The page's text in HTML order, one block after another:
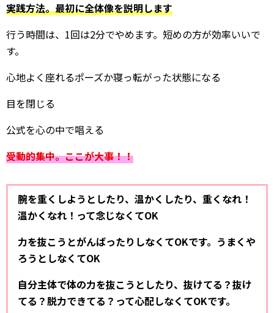
実践方法。最初に全体像を説明します
行う時間は、1回は2分でやめます。短めの方が効率いいで
す。
心地よく座れるポーズか寝っ転がった状態になる
目を閉じる
公式を心の中で唱える
受動的集中。ここが大事！！
腕を重くしようとしたり、温かくしたり、重くなれ！
温かくなれ！って念じなくてOK
力を抜こうとがんばったりしなくてOKです。うまくや
ろうとしなくてOK
自分主体で体の力を抜こうとしたり、抜けてる？抜け
てる？脱力できてる？って心配しなくてOKです。